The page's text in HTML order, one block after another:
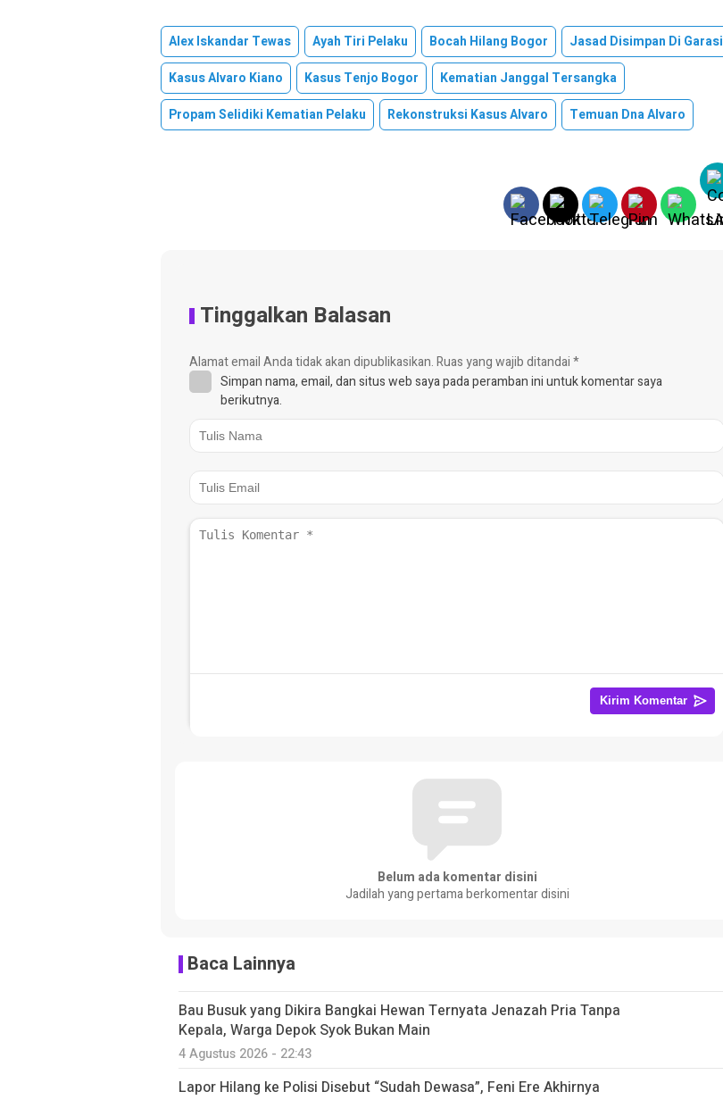
Alex Iskandar Tewas Ayah Tiri Pelaku Bocah Hilang Bogor
Jasad Disimpan Di Garasi
Kasus Alvaro Kiano
Kasus Tenjo Bogor
Kematian Janggal Tersangka
Propam Selidiki Kematian Pelaku
Rekonstruksi Kasus Alvaro Temuan Dna Alvaro
Tinggalkan Balasan
Alamat email Anda tidak akan dipublikasikan.Ruas yang wajib ditandai*
Simpan nama, email, dan situs web saya pada peramban ini untuk komentar saya
berikutnya.
Belum ada komentar disini
Jadilah yang pertama berkomentar disini
Baca Lainnya
Bau Busuk yang Dikira Bangkai Hewan Ternyata Jenazah Pria Tanpa
Kepala, Warga Depok Syok Bukan Main
4 Agustus 2026 - 22:43
Lapor Hilang ke Polisi Disebut “Sudah Dewasa”, Feni Ere Akhirnya